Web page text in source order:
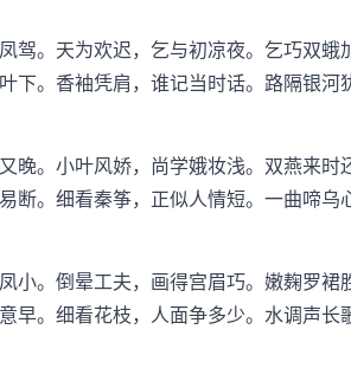
驾。天为欢迟，乞与初凉夜。乞巧双蛾
下。香袖凭肩，谁记当时话。路隔银河
晚。小叶风娇，尚学娥妆浅。双燕来时
断。细看秦筝，正似人情短。一曲啼乌
小。倒晕工夫，画得宫眉巧。嫩麹罗裙
早。细看花枝，人面争多少。水调声长